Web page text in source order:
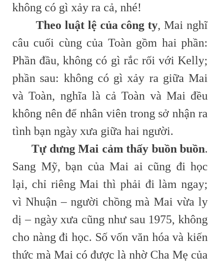
không có gì xảy ra cả, nhé!
Theo luật lệ của công ty, Mai nghĩ
câu cuối cùng của Toàn gồm hai phần:
Phần đầu, không có gì rắc rối với Kelly;
phần sau: không có gì xảy ra giữa Mai
và Toàn, nghĩa là cả Toàn và Mai đều
không nên để nhân viên trong sở nhận ra
tình bạn ngày xưa giữa hai người.
Tự dưng Mai cảm thấy buồn buồn.
Sang Mỹ, bạn của Mai ai cũng đi học
lại, chỉ riêng Mai thì phải đi làm ngay;
vì Nhuận – người chồng mà Mai vừa ly
dị – ngày xưa cũng như sau 1975, không
cho nàng đi học. Số vốn văn hóa và kiến
thức mà Mai có được là nhờ Cha Mẹ của